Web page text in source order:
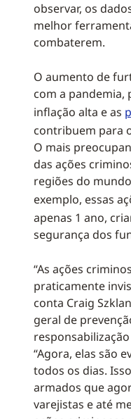
observar, os
melhor
combaterem.
O aumento de
com a pandemia,
inflação alta e as
contribuem para
O mais
das ações
regiões do
exemplo, essas
apenas 1 ano,
segurança dos
“As ações
praticamente
conta Craig
geral de
“Agora, elas são
todos os dias.
armados que
varejistas e até